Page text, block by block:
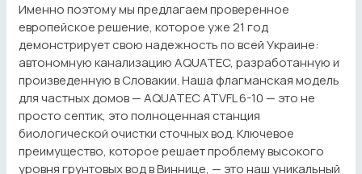
Именно поэтому мы предлагаем проверенное
европейское решение, которое уже 21 год
демонстрирует свою надежность по всей Украине:
автономную канализацию AQUATEC, разработанную и
произведенную в Словакии. Наша флагманская модель
для частных домов — AQUATEC ATVFL 6-10 — это не
просто септик, это полноценная станция
биологической очистки сточных вод. Ключевое
преимущество, которое решает проблему высокого
уровня грунтовых вод в Виннице, — это наш уникальный